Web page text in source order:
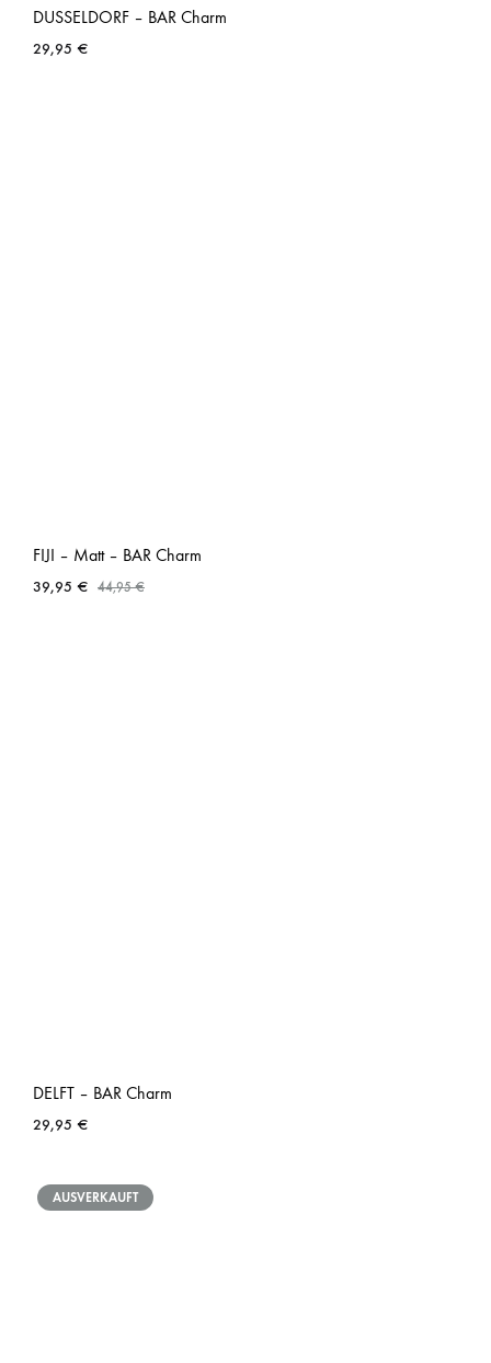
DUSSELDORF – BAR Charm
29,95 €
FIJI – Matt – BAR Charm
39,95 € 44,95€
DELFT – BAR Charm
29,95 €
AUSVERKAUFT